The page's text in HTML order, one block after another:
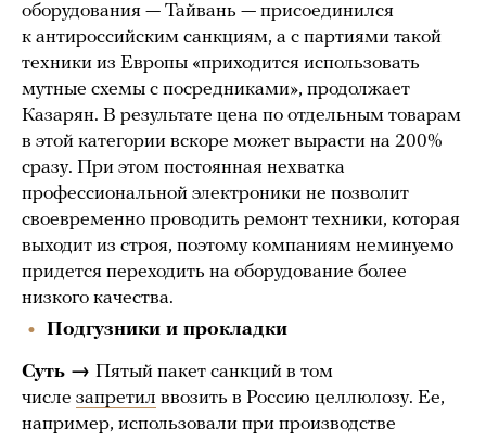
оборудования — Тайвань — присоединился
к антироссийским санкциям, а с партиями такой
техники из Европы «приходится использовать
мутные схемы с посредниками», продолжает
Казарян. В результате цена по отдельным товарам
в этой категории вскоре может вырасти на 200%
сразу. При этом постоянная нехватка
профессиональной электроники не позволит
своевременно проводить ремонт техники, которая
выходит из строя, поэтому компаниям неминуемо
придется переходить на оборудование более
низкого качества.
Подгузники и прокладки
Суть → Пятый пакет санкций в том
числе запретил ввозить в Россию целлюлозу. Ее,
например, использовали при производстве